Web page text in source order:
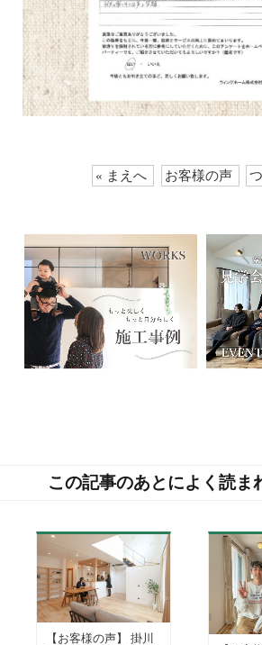
« まえへ お客様の声
この記事のあとによく読ま
【お客様の声】 掛川